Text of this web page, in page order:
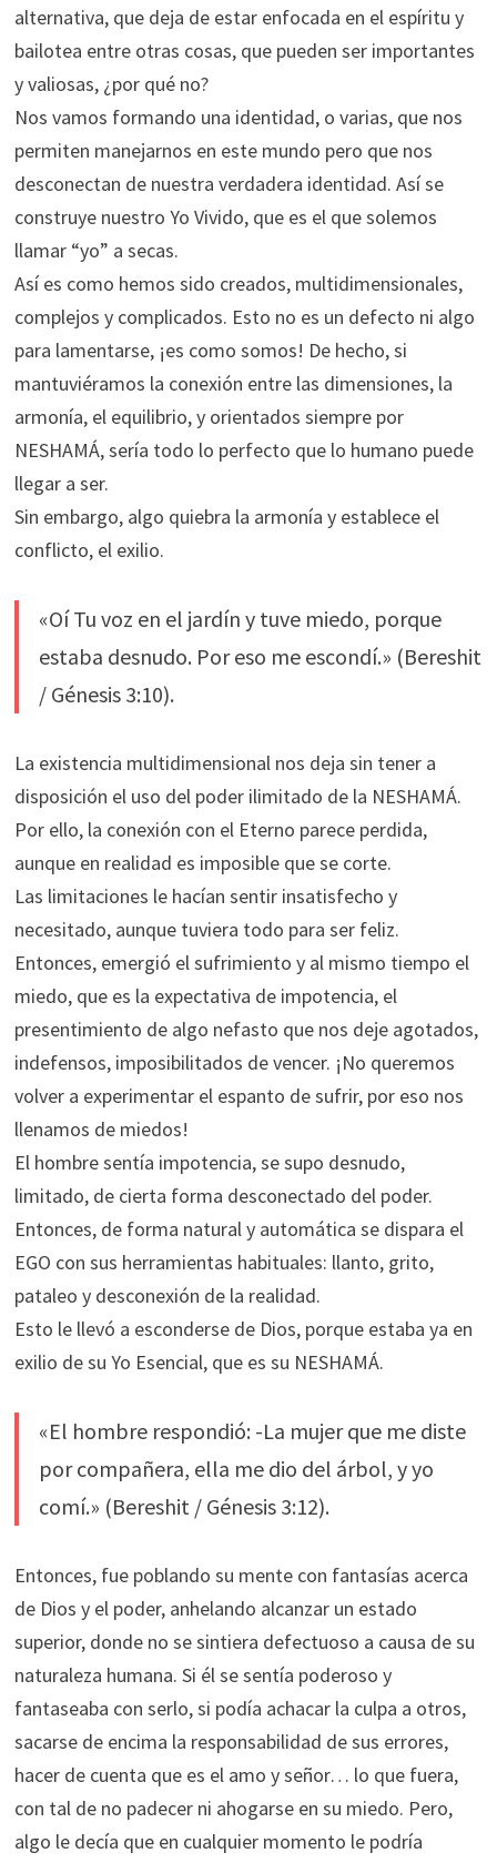
alternativa, que deja de estar enfocada en el espíritu y
bailotea entre otras cosas, que pueden ser importantes
y valiosas, ¿por qué no?
Nos vamos formando una identidad, o varias, que nos
permiten manejarnos en este mundo pero que nos
desconectan de nuestra verdadera identidad. Así se
construye nuestro Yo Vivido, que es el que solemos
llamar “yo” a secas.
Así es como hemos sido creados, multidimensionales,
complejos y complicados. Esto no es un defecto ni algo
para lamentarse, ¡es como somos! De hecho, si
mantuviéramos la conexión entre las dimensiones, la
armonía, el equilibrio, y orientados siempre por
NESHAMÁ, sería todo lo perfecto que lo humano puede
llegar a ser.
Sin embargo, algo quiebra la armonía y establece el
conflicto, el exilio.
«Oí Tu voz en el jardín y tuve miedo, porque
estaba desnudo. Por eso me escondí.» (Bereshit
/ Génesis 3:10).
La existencia multidimensional nos deja sin tener a
disposición el uso del poder ilimitado de la NESHAMÁ.
Por ello, la conexión con el Eterno parece perdida,
aunque en realidad es imposible que se corte.
Las limitaciones le hacían sentir insatisfecho y
necesitado, aunque tuviera todo para ser feliz.
Entonces, emergió el sufrimiento y al mismo tiempo el
miedo, que es la expectativa de impotencia, el
presentimiento de algo nefasto que nos deje agotados,
indefensos, imposibilitados de vencer. ¡No queremos
volver a experimentar el espanto de sufrir, por eso nos
llenamos de miedos!
El hombre sentía impotencia, se supo desnudo,
limitado, de cierta forma desconectado del poder.
Entonces, de forma natural y automática se dispara el
EGO con sus herramientas habituales: llanto, grito,
pataleo y desconexión de la realidad.
Esto le llevó a esconderse de Dios, porque estaba ya en
exilio de su Yo Esencial, que es su NESHAMÁ.
«El hombre respondió: -La mujer que me diste
por compañera, ella me dio del árbol, y yo
comí.» (Bereshit / Génesis 3:12).
Entonces, fue poblando su mente con fantasías acerca
de Dios y el poder, anhelando alcanzar un estado
superior, donde no se sintiera defectuoso a causa de su
naturaleza humana. Si él se sentía poderoso y
fantaseaba con serlo, si podía achacar la culpa a otros,
sacarse de encima la responsabilidad de sus errores,
hacer de cuenta que es el amo y señor… lo que fuera,
con tal de no padecer ni ahogarse en su miedo. Pero,
algo le decía que en cualquier momento le podría